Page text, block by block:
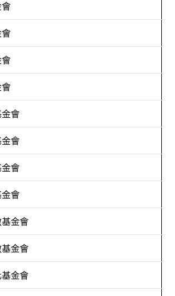
會
會
會
會
會
會
會
會
金會
金會
金會